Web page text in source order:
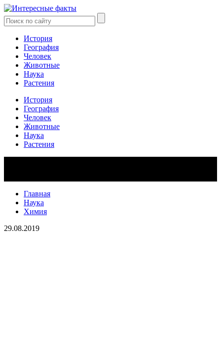
История
География
Человек
Животные
Наука
Растения
История
География
Человек
Животные
Наука
Растения
Главная
Наука
Химия
29.08.2019